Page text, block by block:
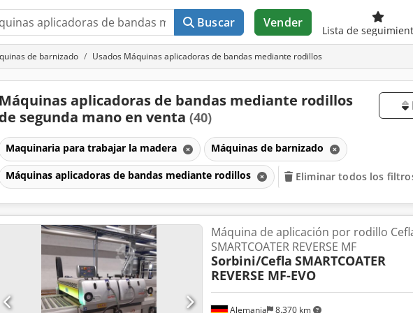
Buscar Vender
Lista de
de barnizado Usados Máquinas aplicadoras de bandas mediante rodillos
Máquinas aplicadoras de bandas mediante rodillos
de segunda mano en venta (40)
Maquinaria para trabajar la madera Máquinas de barnizado
Máquinas aplicadoras de bandas mediante rodillos Eliminar todos los
Alemania 8.370 km
Máquina de aplicación por rodillo
SMARTCOATER REVERSE MF
Sorbini/Cefla SMARTCOATER
REVERSE MF-EVO